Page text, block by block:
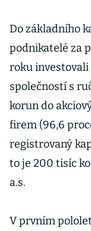
Do základního
podnikatelé za
roku
společností s
korun do
firem (96,6
registrovaný
to je 200 tisíc
a.s.
V prvním